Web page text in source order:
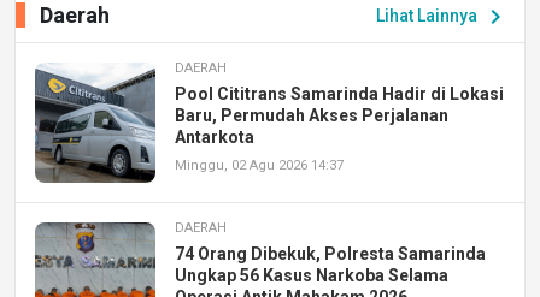
Lihat Lainnya chevron_right
Daerah
DAERAH
Pool Cititrans Samarinda Hadir di Lokasi
Baru, Permudah Akses Perjalanan
Antarkota
Minggu, 02 Agu 2026 14:37
DAERAH
74 Orang Dibekuk, Polresta Samarinda
Ungkap 56 Kasus Narkoba Selama